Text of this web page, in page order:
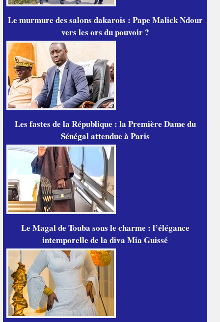
Le murmure des salons dakarois : Pape Malick Ndour
vers les ors du pouvoir ?
Les fastes de la République : la Première Dame du
Sénégal attendue à Paris
Le Magal de Touba sous le charme : l’élégance
intemporelle de la diva Mia Guissé